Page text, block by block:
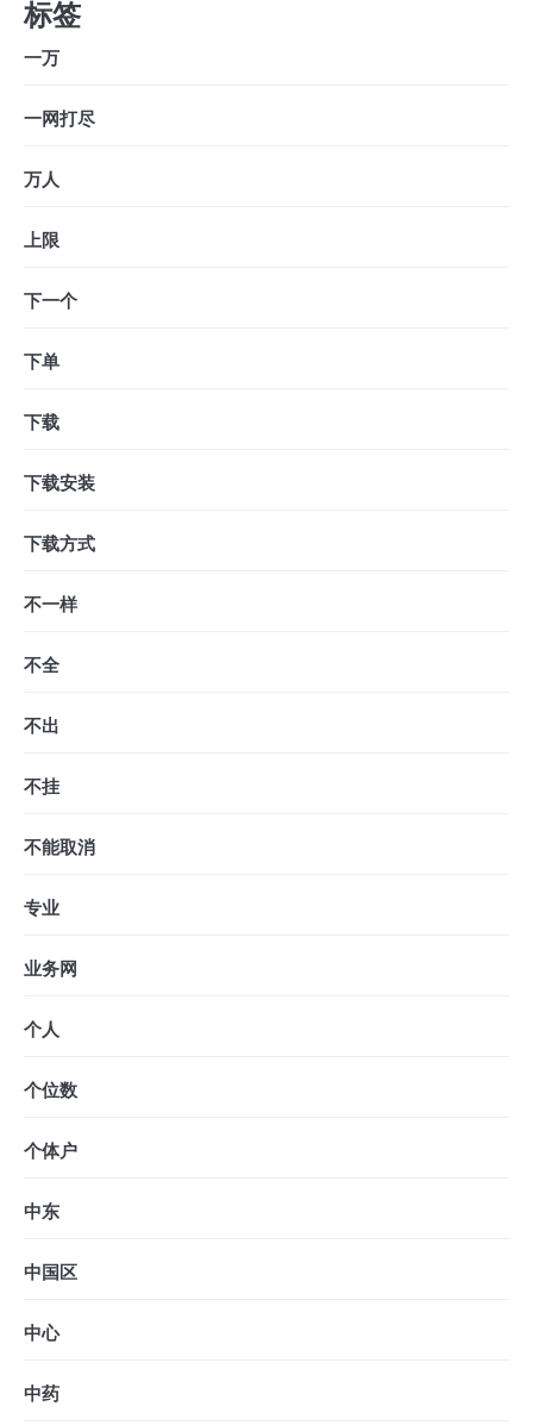
标签
一万
一网打尽
万人
上限
下一个
下单
下载
下载安装
下载方式
不一样
不全
不出
不挂
不能取消
专业
业务网
个人
个位数
个体户
中东
中国区
中心
中药